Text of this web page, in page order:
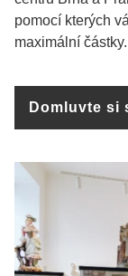
pomocí kterých
maximální částky.
Domluvte si